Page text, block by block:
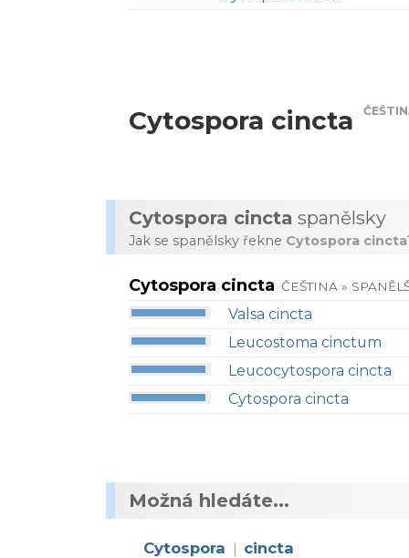
Cytospora cincta
Cytospora cincta spanělsky
Jak se spanělsky řekne Cytospora cincta
Cytospora cincta ČEŠTINA »
Valsa cincta
Leucostoma cinctum
Leucocytospora cincta
Cytospora cincta
Možná hledáte...
Cytospora | cincta